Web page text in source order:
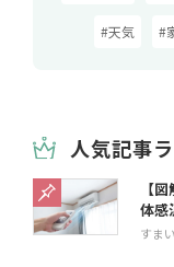
#天気 #
人気記事
【
体感
すま